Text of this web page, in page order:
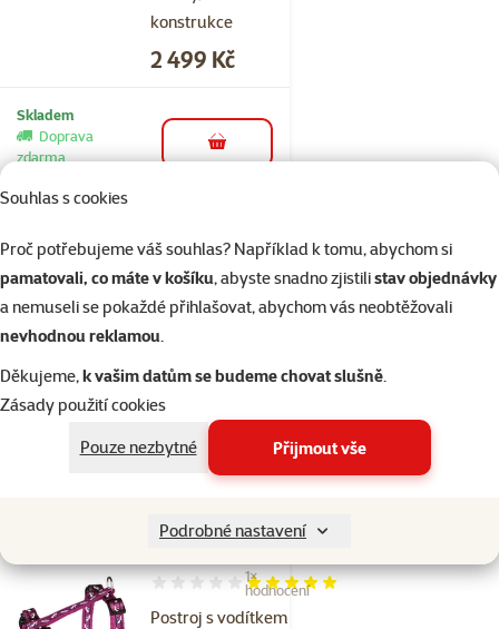
Souhlas s cookies
Proč potřebujeme váš souhlas? Například k tomu, abychom si
pamatovali, co máte v košíku, abyste snadno zjistilistav objednávky
a nemuseli se pokaždé přihlašovat, abychom vás neobtěžovali
nevhodnou reklamou.
Děkujeme,k vašim datům se budeme chovat slušně.
Zásady použití cookies
Pouze nezbytné
Přijmout vše
Podrobné nastavení
konstrukce​
Cena
2 499 Kč
Skladem
Doprava
zdarma
do košíku
Kočárek
Kenyone
62x90x108cm
černý, stříbrná
konstrukce
Cena
5 499 Kč
Postroj s vodítkem
Hodnocení 100%, počet hodnocení: 1
1×
hodnocení